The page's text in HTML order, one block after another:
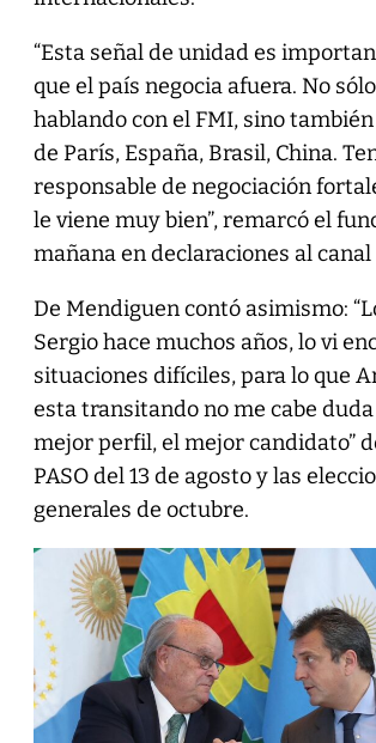
“Esta señal de unidad es
que el país negocia afuera. No
hablando con el FMI, sino
de París, España, Brasil, China.
responsable de negociación
le viene muy bien”, remarcó el
mañana en declaraciones al canal
De Mendiguen contó asimismo:
Sergio hace muchos años, lo vi
situaciones difíciles, para lo que
esta transitando no me cabe duda
mejor perfil, el mejor candidato”
PASO del 13 de agosto y las
generales de octubre.